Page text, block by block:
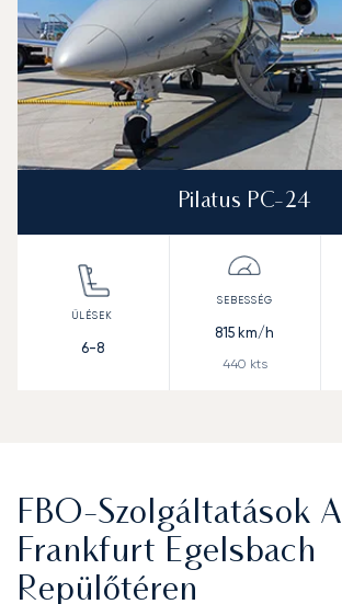
Pilatus PC-24
6-8
815 km/h
440 kts
FBO-Szolgáltatások A
Frankfurt Egelsbach
Repülőtéren